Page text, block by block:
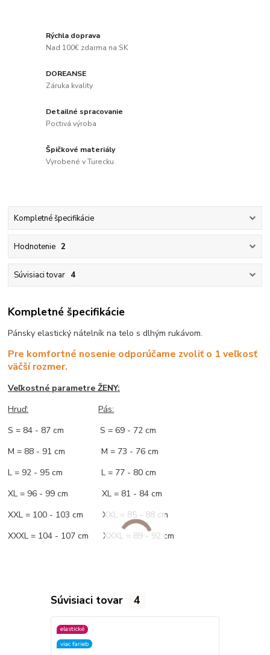
Rýchla doprava
Nad 100€ zdarma na SK
DOREANSE
Záruka kvality
Detailné spracovanie
Poctivá výroba
Špičkové materiály
Vyrobené v Turecku
Kompletné špecifikácie
Hodnotenie 2
Súvisiaci tovar 4
Kompletné špecifikácie
Pánsky elastický nátelník na telo s dlhým rukávom.
Pre komfortné nosenie odporúčame zvoliť o 1 veľkosť
väčší rozmer.
Veľkostné parametre ŽENY:
Hruď:
Pás:
S = 84 - 87 cm S = 69 - 72 cm
M = 88 - 91 cm M = 73 - 76 cm
L = 92 - 95 cm L = 77 - 80 cm
XL = 96 - 99 cm XL = 81 - 84 cm
XXL = 100 - 103 cm XXL = 85 - 88 cm
XXXL = 104 - 107 cm XXXL = 89 - 92 cm
Súvisiaci tovar 4
elastické
viac farieb